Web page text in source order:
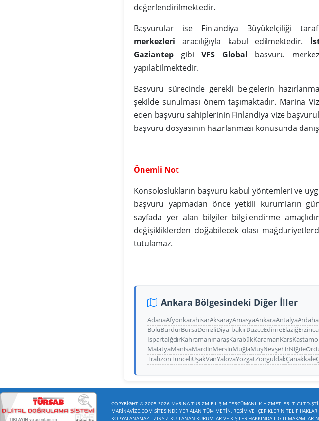
değerlendirilmektedir.
Başvurular ise Finlandiya Büyükelçiliği
merkezleri aracılığıyla kabul edilmektedir.
Gaziantep gibiVFS Global başvuru
yapılabilmektedir.
Başvuru sürecinde gerekli belgelerin
şekilde sunulması önem taşımaktadır. Marina
eden başvuru sahiplerinin Finlandiya vize
başvuru dosyasının hazırlanması konusunda
Önemli Not
Konsoloslukların başvuru kabul yöntemleri ve
başvuru yapmadan önce yetkili kurumların
sayfada yer alan bilgiler bilgilendirme
değişikliklerden doğabilecek olası
tutulamaz.
Ankara Bölgesindeki Diğer İller
AdanaAfyonkarahisarAksarayAmasyaAnkaraAntalya
BoluBurdurBursaDenizliDiyarbakırDüzceEdirneElazığ
IspartaIğdırKahramanmaraşKarabükKaramanKars
MalatyaManisaMardinMersinMuğlaMuşNevşehirNiğde
TrabzonTunceliUşakVanYalovaYozgatZonguldakÇanakkale
COPYRİGHT © 2005-2026 MARİNA TURİZM BİLİŞİM TERCÜMANLIK HİZMETLERİ
MARİNAVİZE.COM SİTESİNDE YER ALAN TÜM METİN, RESİM VE İÇERİKLERİN TELİF
KOPYALANAMAZ. İZİNSİZ KULLANAN KURUMLAR VE KİŞİLER HAKKINDA İLGİLİ MAKAMLAR